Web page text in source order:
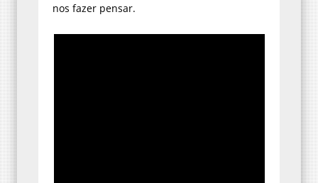
nos fazer pensar.